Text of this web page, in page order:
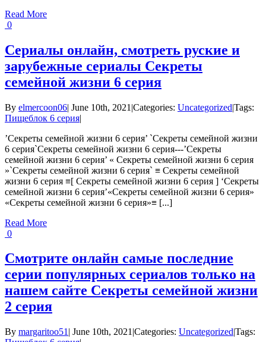
Read More
0
Сериалы онлайн, смотреть руские и
зарубежные сериалы Секреты
семейной жизни 6 серия
By elmercoon06| June 10th, 2021 |Categories: Uncategorized|Tags:
Пищеблок 6 серия|
’Секреты семейной жизни 6 серия’ `Секреты семейной жизни
6 серия`Секреты семейной жизни 6 серия---’Секреты
семейной жизни 6 серия’ « Секреты семейной жизни 6 серия
»`Секреты семейной жизни 6 серия` ≡ Секреты семейной
жизни 6 серия ≡[ Секреты семейной жизни 6 серия ] ‘Секреты
семейной жизни 6 серия’«Секреты семейной жизни 6 серия»
«Секреты семейной жизни 6 серия»≡ [...]
Read More
0
Смотрите онлайн самые последние
серии популярных сериалов только на
нашем сайте Секреты семейной жизни
2 серия
By margaritoo51 | June 10th, 2021 |Categories: Uncategorized|Tags: